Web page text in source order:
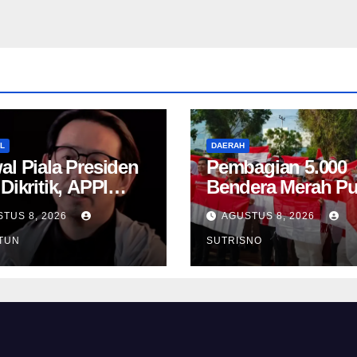
Piala Presiden
APPI
Waktu
Pemain
Satu Hari
8, 2026
DAERAH
Pembagian 5.000
Bendera Merah
di Bengkulu
AGUSTUS 8, 2026
SUTRISNO